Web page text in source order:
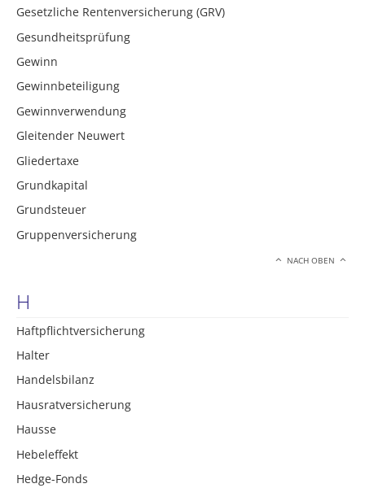
Gesetzliche Rentenversicherung (GRV)
Gesundheitsprüfung
Gewinn
Gewinnbeteiligung
Gewinnverwendung
Gleitender Neuwert
Gliedertaxe
Grundkapital
Grundsteuer
Gruppenversicherung
NACH OBEN
H
Haftpflichtversicherung
Halter
Handelsbilanz
Hausratversicherung
Hausse
Hebeleffekt
Hedge-Fonds